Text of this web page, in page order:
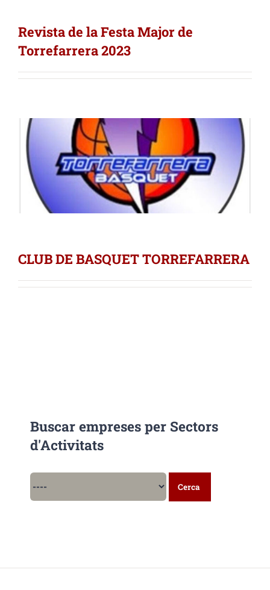
Revista de la Festa Major de
Torrefarrera 2023
CLUB DE BASQUET TORREFARRERA
Buscar empreses per Sectors
d'Activitats